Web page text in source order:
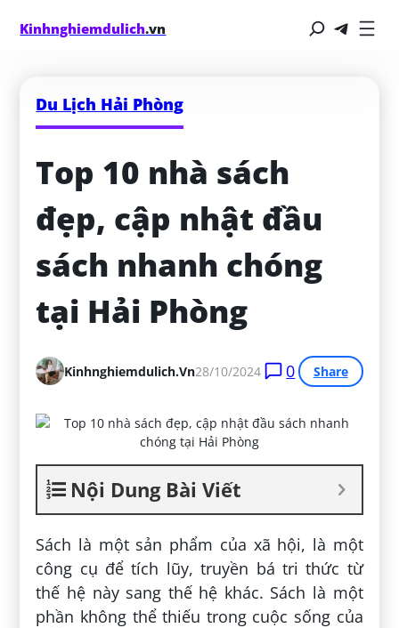
Kinhnghiemdulich.vn
Du Lịch Hải Phòng
Top 10 nhà sách
đẹp, cập nhật đầu
sách nhanh chóng
tại Hải Phòng
Kinhnghiemdulich.vn28/10/2024 0 Share
Nội Dung Bài Viết
Sách là một sản phẩm của xã hội, là một
công cụ để tích lũy, truyền bá tri thức từ
thế hệ này sang thế hệ khác. Sách là một
phần không thể thiếu trong cuộc sống của